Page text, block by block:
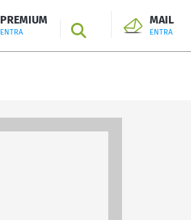
PREMIUM
ENTRA SEARCH
MAIL
ENTRA